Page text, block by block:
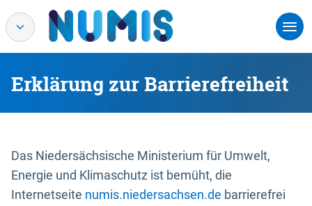
Erklärung zur Barrierefreiheit
Das Niedersächsische Ministerium für Umwelt,
Energie und Klimaschutz ist bemüht, die
Internetseite numis.niedersachsen.de barrierefrei